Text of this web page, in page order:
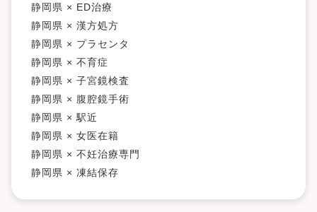
静岡県 × ED治療
静岡県 × 漢方処方
静岡県 × プラセンタ
静岡県 × 不育症
静岡県 × 子宮鏡検査
静岡県 × 腹腔鏡手術
静岡県 × 駅近
静岡県 × 女医在籍
静岡県 × 不妊治療専門
静岡県 × 凍結保存